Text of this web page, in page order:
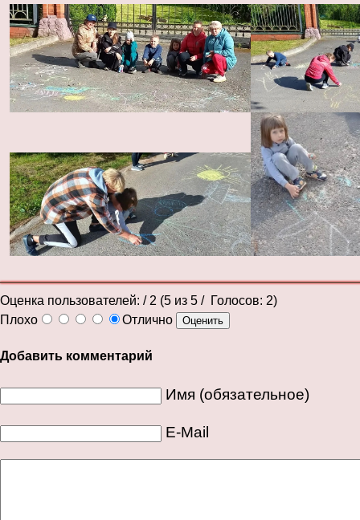
Оценка пользователей: / 2 (5 из 5 / Голосов: 2)
Плохо
Отлично
Добавить комментарий
Имя (обязательное)
E-Mail